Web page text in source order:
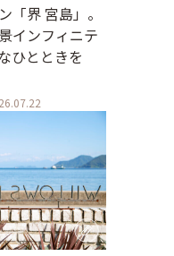
「界 宮島」。
インフィニテ
ひとときを